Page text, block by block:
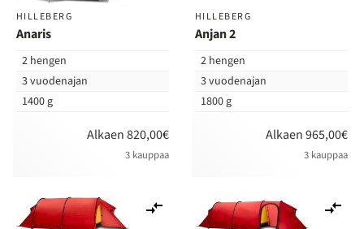
HILLEBERG
Anaris
2 hengen
3 vuodenajan
1400 g
Alkaen 820,00€
3 kauppaa
HILLEBERG
Anjan 2
2 hengen
3 vuodenajan
1800 g
Alkaen 965,00€
3 kauppaa
vertailuun